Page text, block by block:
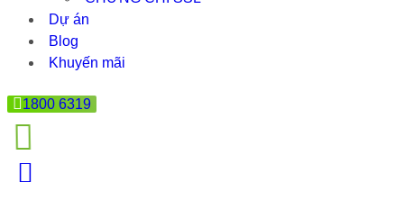
Dự án
Blog
Khuyến mãi
1800 6319